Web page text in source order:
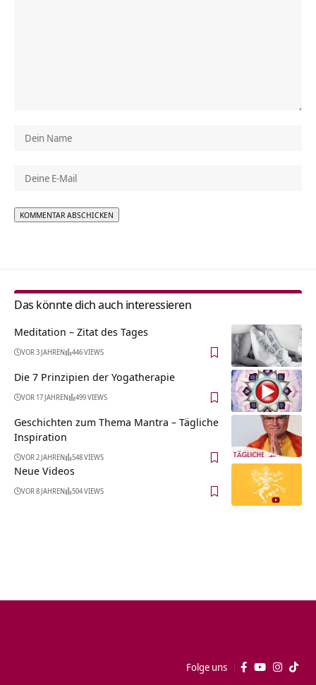
Das könnte dich auch interessieren
Meditation – Zitat des Tages
VOR 3 JAHREN 446 VIEWS
Die 7 Prinzipien der Yogatherapie
VOR 17 JAHREN 499 VIEWS
Geschichten zum Thema Mantra – Tägliche
Inspiration
VOR 2 JAHREN 548 VIEWS
Neue Videos
VOR 8 JAHREN 504 VIEWS
Folge uns